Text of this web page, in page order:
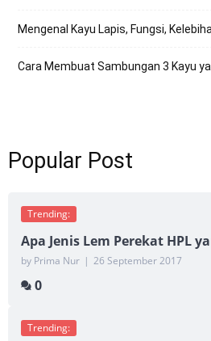
Mengenal Kayu Lapis, Fungsi,
Cara Membuat Sambungan 3 Kayu
Popular Post
Trending:
Apa Jenis Lem Perekat HPL
by Prima Nur | 26 September 2017
0
Trending: